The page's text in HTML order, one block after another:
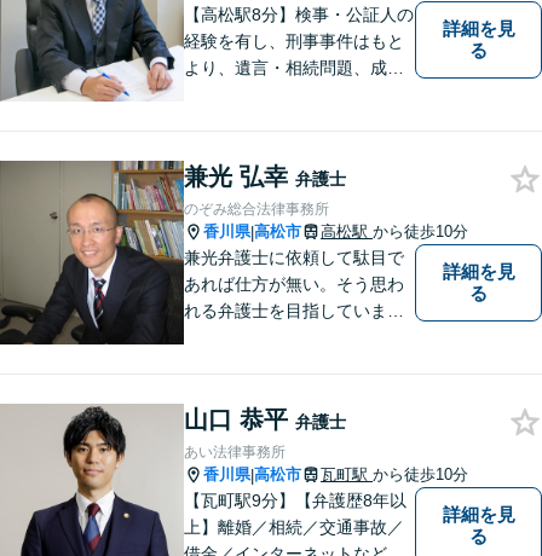
対応可】
【高松駅8分】検事・公証人の
経験を有し、刑事事件はもと
より、遺言・相続問題、成年
扱うほか、一般民事事件も取
り扱っております。
詳細を見
る
兼光 弘幸 弁護士
のぞみ総合法律事務所
香川県|高松市 高松駅 から徒歩10分
兼光弁護士に依頼して駄目で
あれば仕方が無い。そう思わ
れる弁護士を目指していま
詳細を見
る
山口 恭平 弁護士
あい法律事務所
香川県|高松市 瓦町駅 から徒歩10分
【瓦町駅9分】【弁護歴8年以
上】離婚／相続／交通事故／
詳細を見
る